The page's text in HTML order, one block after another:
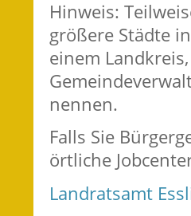
Hinweis:
größere Städte
einem
nennen.
Falls Sie
örtliche
Landratsamt